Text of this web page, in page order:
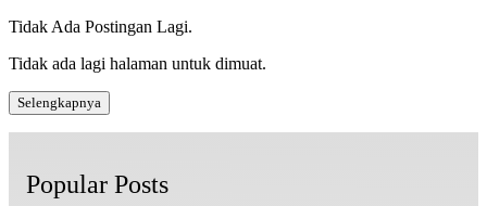
Tidak Ada Postingan Lagi.
Tidak ada lagi halaman untuk dimuat.
Selengkapnya
Popular Posts